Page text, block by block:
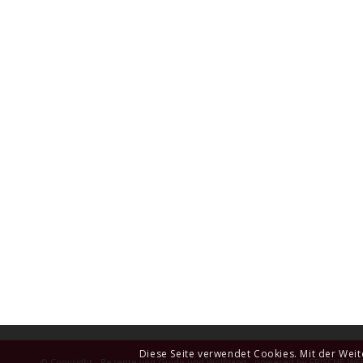
Diese Seite verwendet Cookies. Mit der